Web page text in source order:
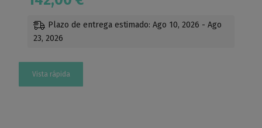
Plazo de entrega estimado: Ago 10, 2026 - Ago
23, 2026
Vista rápida